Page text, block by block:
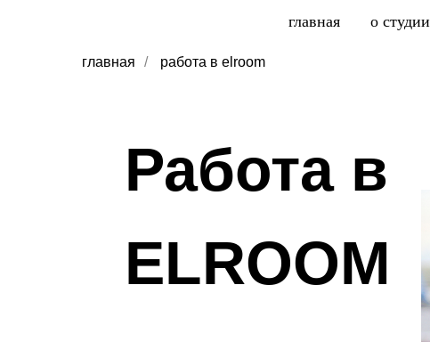
главная о студии
главная / работа в elroom
Работа в
ELROOM